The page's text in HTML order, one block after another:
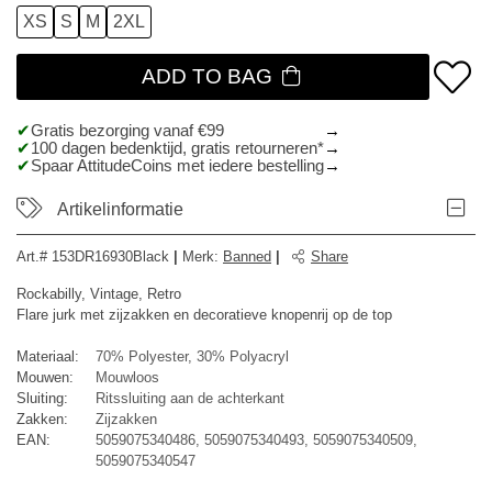
XS
S M 2XL
ADD TO BAG
Gratis bezorging vanaf €99
100 dagen bedenktijd, gratis retourneren*
Spaar AttitudeCoins met iedere bestelling
Artikelinformatie
Art.# 153DR16930Black Merk: Banned Share
Rockabilly, Vintage, Retro
Flare jurk met zijzakken en decoratieve knopenrij op de top
Materiaal:
70% Polyester, 30% Polyacryl
Mouwen:
Mouwloos
Sluiting:
Ritssluiting aan de achterkant
Zakken:
Zijzakken
EAN:
5059075340486, 5059075340493, 5059075340509,
5059075340547